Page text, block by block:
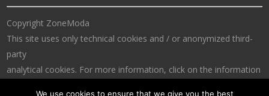
Copyright ZoneModa
This site uses only technical cookies and / or anonymized third-
party
analytical cookies. For more information, click on the information
We use cookies to ensure that we give you the best